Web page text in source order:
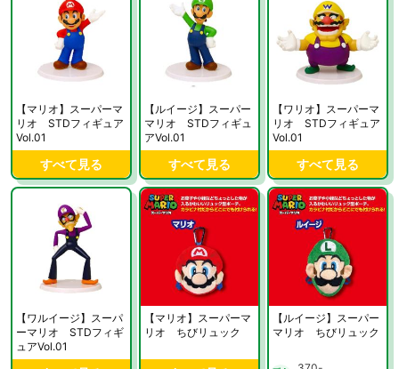
【マリオ】スーパーマ
リオ STDフィギュア
Vol.01
すべて見る
【ルイージ】スーパー
マリオ STDフィギュ
アVol.01
すべて見る
【ワリオ】スーパーマ
リオ STDフィギュア
Vol.01
すべて見る
【ワルイージ】スーパ
ーマリオ STDフィギ
ュアVol.01
【マリオ】スーパーマ
リオ ちびリュック
【ルイージ】スーパー
マリオ ちびリュック